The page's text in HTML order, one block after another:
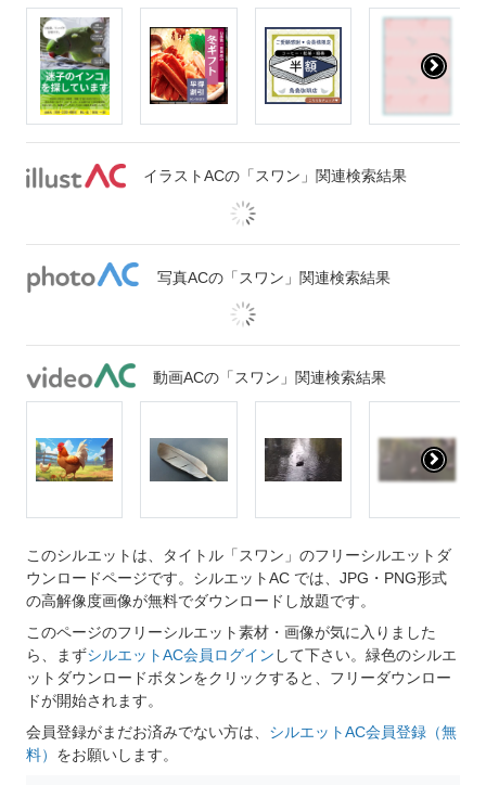
イラストACの「スワン」関連検索結果
写真ACの「スワン」関連検索結果
動画ACの「スワン」関連検索結果
このシルエットは、タイトル「スワン」のフリーシルエットダ
ウンロードページです。シルエットAC では、JPG・PNG形式
の高解像度画像が無料でダウンロードし放題です。
このページのフリーシルエット素材・画像が気に入りました
ら、まずシルエットAC会員ログイン して下さい。緑色のシルエ
ットダウンロードボタンをクリックすると、フリーダウンロー
ドが開始されます。
会員登録がまだお済みでない方は、 シルエットAC会員登録（無
料） をお願いします。